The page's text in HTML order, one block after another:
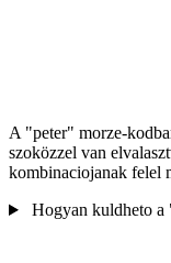
A "peter" morze-
szoközzel van
kombinaciojanak felel
Hogyan kuldheto a